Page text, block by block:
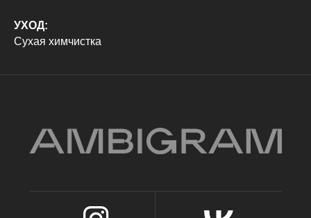
УХОД:
Сухая химчистка
Политика конфиденциальности